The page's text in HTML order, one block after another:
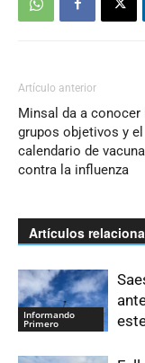
Artículo anterior
Minsal da a conocer
grupos objetivos y el
calendario de
contra la influenza
Artículos
Informando
Primero